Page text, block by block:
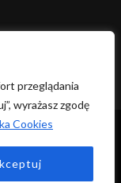
przeglądania
wyrażasz zgodę
Cookies
WordPress